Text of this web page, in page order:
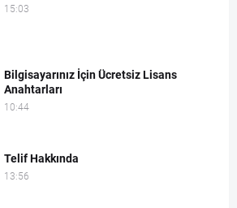
15:03
Bilgisayarınız İçin Ücretsiz Lisans
Anahtarları
10:44
Telif Hakkında
13:56